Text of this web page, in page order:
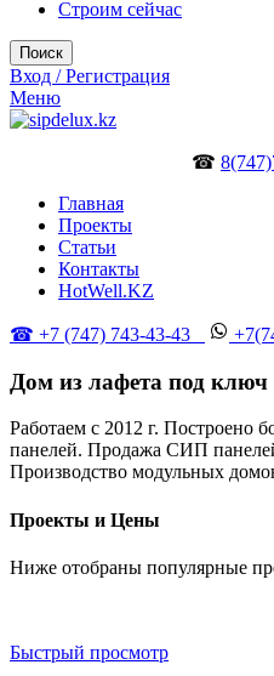
Строим сейчас
Поиск
Вход / Регистрация
Меню
☎
Главная
Проекты
Статьи
Контакты
HotWell.KZ
☎ +7 (747) 743-43-43
Дом из лафета под
Работаем с 2012 г. Построено
панелей. Продажа СИП
Производство модульных
Проекты и Цены
Ниже отобраны популярные
Быстрый просмотр